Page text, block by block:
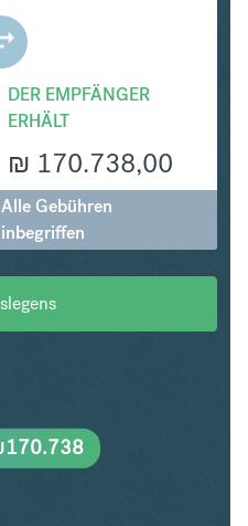
DER EMPFÄNGER
ERHÄLT
₪ 170.738,00
Alle Gebühren
inbegriffen
170.738